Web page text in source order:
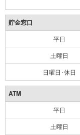
貯金窓口
平日
土曜日
日曜日･休日
ATM
平日
土曜日